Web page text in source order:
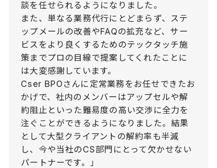
談を任せられるようになりました。
また、単なる業務代行にとどまらず、ステ
ップメールの改善やFAQの拡充など、サー
ビスをより良くするためのテックタッチ施
策までプロの目線で提案してくれたことに
は大変感謝しています。
Cser BPOさんに定常業務をお任せできたお
かげで、社内のメンバーはアップセルや解
約阻止といった難易度の高い交渉に全力を
注ぐことができるようになりました。結果
として大型クライアントの解約率も半減
し、今や当社のCS部門にとって欠かせない
パートナーです。」